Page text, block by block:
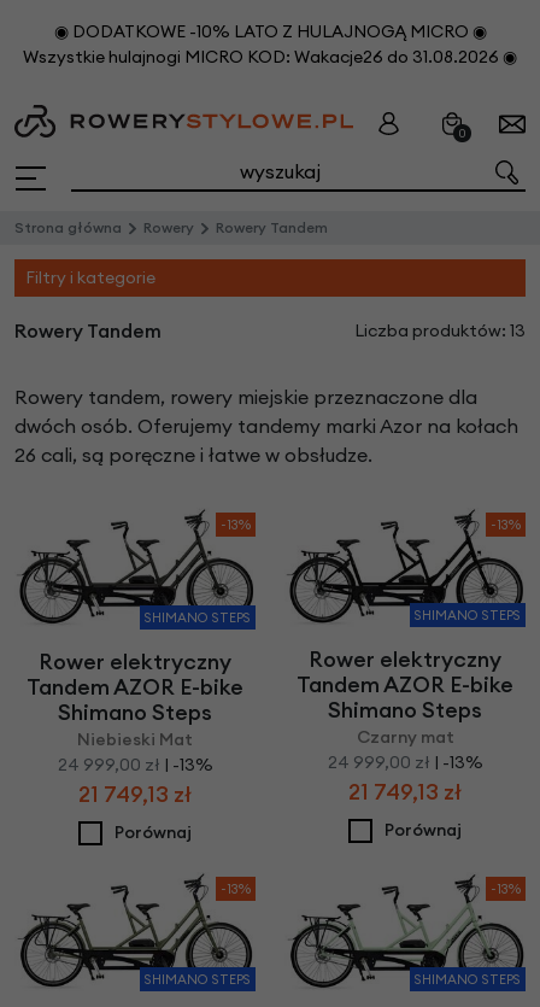
◉ DODATKOWE -10% LATO Z HULAJNOGĄ MICRO ◉
Wszystkie hulajnogi MICRO KOD: Wakacje26 do 31.08.2026 ◉
0
Strona główna Rowery Rowery Tandem
Filtry i kategorie
Rowery Tandem Liczba produktów: 13
Rowery tandem, rowery miejskie przeznaczone dla
dwóch osób. Oferujemy tandemy marki Azor na kołach
26 cali, są poręczne i łatwe w obsłudze.
-13%
SHIMANO STEPS
Rower elektryczny
Tandem AZOR E-bike
Shimano Steps
Niebieski Mat
24 999,00 zł | -13%
21 749,13 zł
Porównaj
-13%
SHIMANO STEPS
Rower elektryczny
Tandem AZOR E-bike
Shimano Steps
Czarny mat
24 999,00 zł | -13%
21 749,13 zł
Porównaj
-13%
SHIMANO STEPS
-13%
SHIMANO STEPS